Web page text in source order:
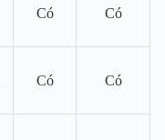
Có Có
Có Có